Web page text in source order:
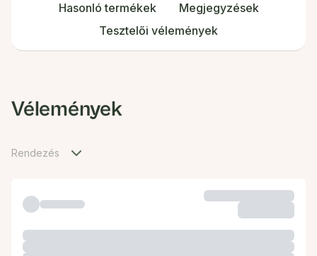
Hasonló termékek
Megjegyzések
Tesztelői vélemények
Vélemények
Rendezés